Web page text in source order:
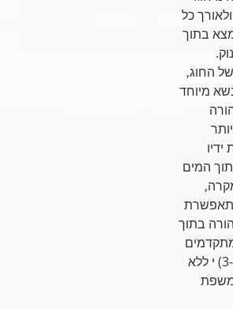
כל
בתוך
החוג,
מיוחד
המים
בתוך
יותר (בסביבות גיל 3-4) י ללא